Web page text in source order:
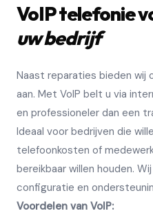
VoIP telefonie
uw bedrijf
Naast reparaties bieden wij
aan. Met VoIP belt u via
en professioneler dan een
Ideaal voor bedrijven die
telefoonkosten of
bereikbaar willen houden.
configuratie en
Voordelen van VoIP: